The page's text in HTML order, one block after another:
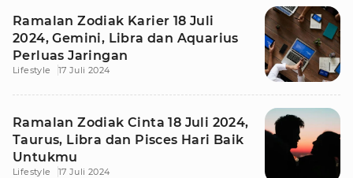
Ramalan Zodiak Karier 18 Juli
2024, Gemini, Libra dan Aquarius
Perluas Jaringan
Lifestyle 17 Juli 2024
Ramalan Zodiak Cinta 18 Juli 2024,
Taurus, Libra dan Pisces Hari Baik
Untukmu
Lifestyle 17 Juli 2024